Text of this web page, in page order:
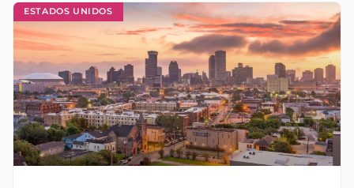
ESTADOS UNIDOS